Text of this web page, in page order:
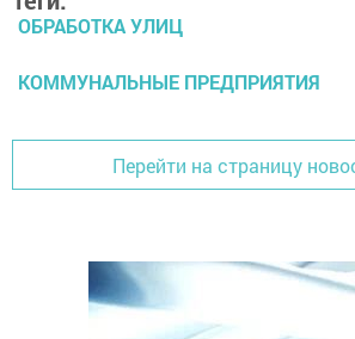
ОБРАБОТКА УЛИЦ
КОММУНАЛЬНЫЕ ПРЕДПРИЯТИЯ
Перейти на страницу